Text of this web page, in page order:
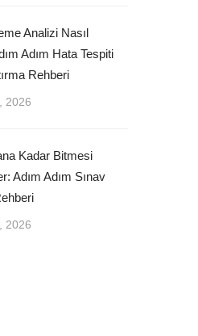
Analizi Nasıl
Adım Hata Tespiti
Rehberi
2026
Kadar Bitmesi
Adım Adım Sınav
2026